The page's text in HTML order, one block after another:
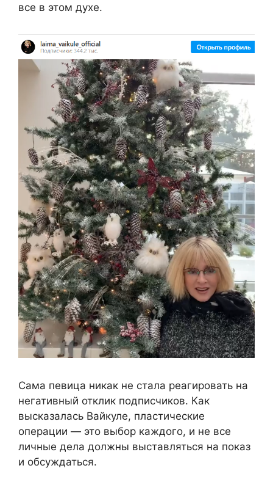
все в этом духе.
Сама певица никак не стала реагировать на
негативный отклик подписчиков. Как
высказалась Вайкуле, пластические
операции — это выбор каждого, и не все
личные дела должны выставляться на показ
и обсуждаться.